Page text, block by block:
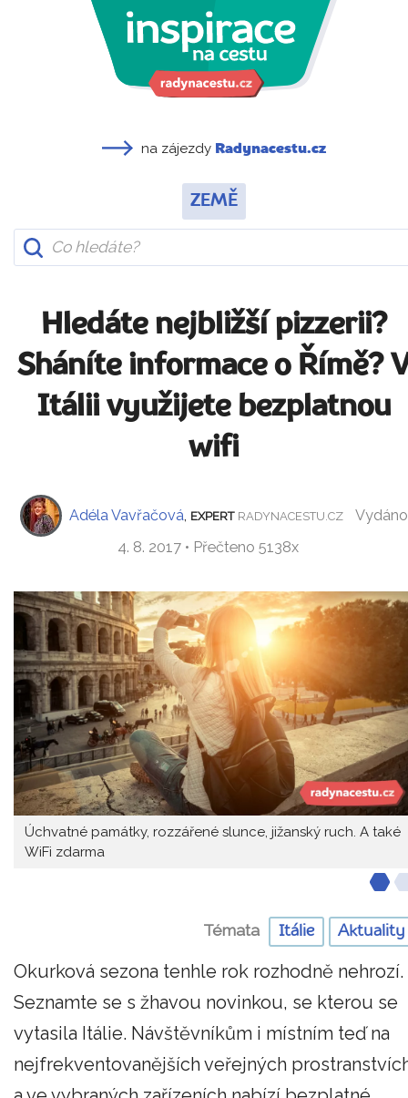
na zájezdy Radynacestu.cz
ZEMĚ
Hledáte nejbližší pizzerii?
Sháníte informace o Římě?
Itálii využijete bezplatnou
wifi
Adéla Vavřačová EXPERT RADYNACESTU.CZ
Vydáno
4. 8. 2017 • Přečteno 5138x
Úchvatné památky, rozzářené slunce, jižanský ruch. A také
WiFi zdarma
Témata Itálie Aktuality
Okurková sezona tenhle rok rozhodně nehrozí.
Seznamte se s žhavou novinkou, se kterou se
vytasila Itálie. Návštěvníkům i místním teď na
nejfrekventovanějších veřejných